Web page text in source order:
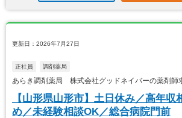
更新日：2026年7月27日
正社員 調剤薬局
あらき調剤薬局 株式会社グッドネイバーの薬剤師
【山形県山形市】土日休み／高年収
め／未経験相談OK／総合病院門前